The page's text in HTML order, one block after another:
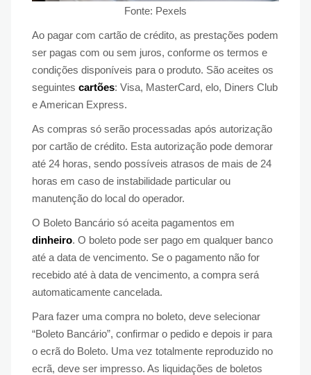
Fonte: Pexels
Ao pagar com cartão de crédito, as prestações podem
ser pagas com ou sem juros, conforme os termos e
condições disponíveis para o produto. São aceites os
seguintes cartões: Visa, MasterCard, elo, Diners Club
e American Express.
As compras só serão processadas após autorização
por cartão de crédito. Esta autorização pode demorar
até 24 horas, sendo possíveis atrasos de mais de 24
horas em caso de instabilidade particular ou
manutenção do local do operador.
O Boleto Bancário só aceita pagamentos em
dinheiro. O boleto pode ser pago em qualquer banco
até a data de vencimento. Se o pagamento não for
recebido até à data de vencimento, a compra será
automaticamente cancelada.
Para fazer uma compra no boleto, deve selecionar
“Boleto Bancário”, confirmar o pedido e depois ir para
o ecrã do Boleto. Uma vez totalmente reproduzido no
ecrã, deve ser impresso. As liquidações de boletos